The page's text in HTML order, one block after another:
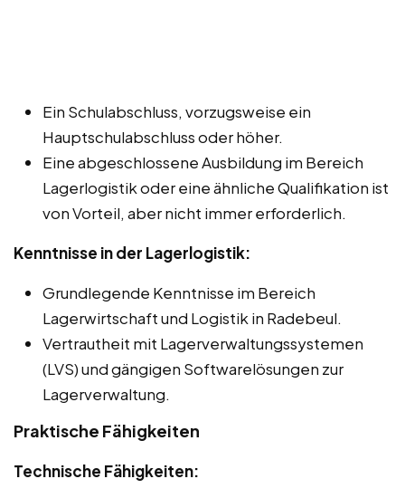
Ein Schulabschluss, vorzugsweise ein
Hauptschulabschluss oder höher.
Eine abgeschlossene Ausbildung im Bereich
Lagerlogistik oder eine ähnliche Qualifikation ist
von Vorteil, aber nicht immer erforderlich.
Kenntnisse in der Lagerlogistik:
Grundlegende Kenntnisse im Bereich
Lagerwirtschaft und Logistik in Radebeul.
Vertrautheit mit Lagerverwaltungssystemen
(LVS) und gängigen Softwarelösungen zur
Lagerverwaltung.
Praktische Fähigkeiten
Technische Fähigkeiten: